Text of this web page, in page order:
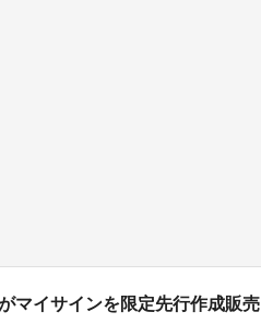
マイサインを限定先行作成販売